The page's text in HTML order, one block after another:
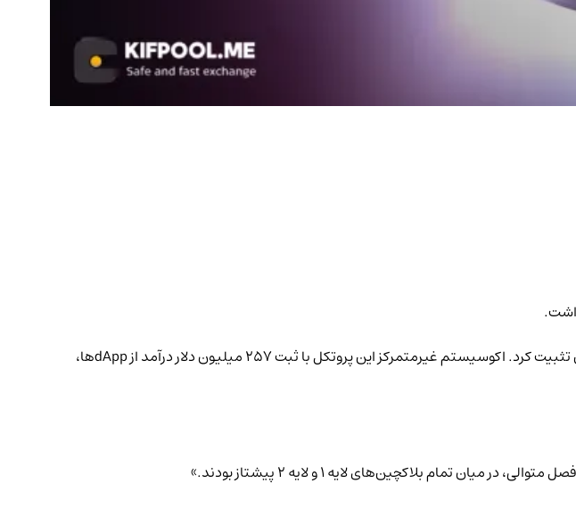
در پایان سه‌ماهه دوم 2026، شبکه Solana جایگاه مالی پیشتاز خود را در برابر رقبای اصلی‌اش در بخش بلاکچین تثبیت کرد. اکوسیستم غیرمتمرکز این پروتکل با ثبت 257 میلیون دلار درآمد از dAppها،